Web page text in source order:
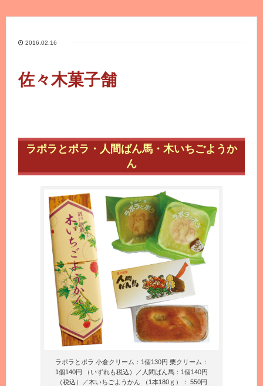
2016.02.16
佐々木菓子舗
ラポラとポラ・人間ばん馬・木いちごようか
ん
ラポラとポラ 小倉クリーム：1個130円 栗クリーム：
1個140円 （いずれも税込）／人間ばん馬：1個140円
（税込）／木いちごようかん （1本180ｇ）： 550円